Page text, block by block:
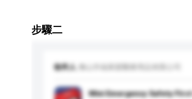
步驟二
收件人
Mini Emergency Safety